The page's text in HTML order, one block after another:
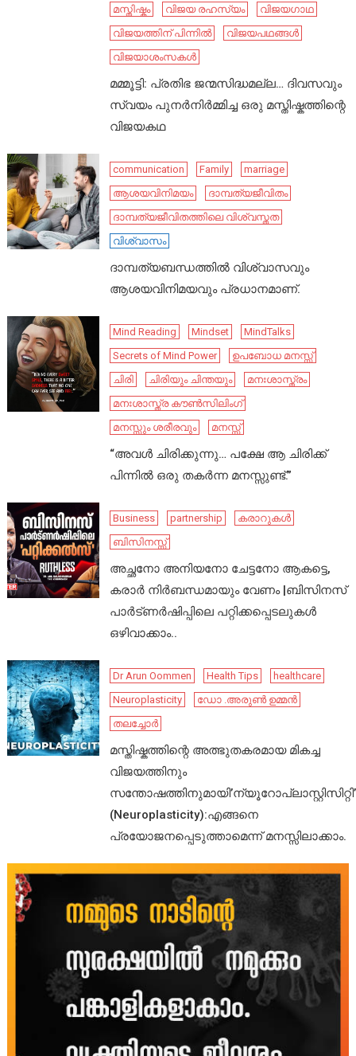
മസ്തിഷ്കം
വിജയ രഹസ്യം
വിജയഗാഥ
വിജയത്തിന് പിന്നിൽ
വിജയപഥങ്ങൾ
വിജയാശംസകൾ
മമ്മൂട്ടി: പ്രതിഭ ജന്മസിദ്ധമല്ല… ദിവസവും
സ്വയം പുനർനിർമ്മിച്ച ഒരു മസ്തിഷ്കത്തിന്റെ
വിജയകഥ
communication Family
marriage
ആശയവിനിമയം
ദാമ്പത്യജീവിതം
ദാമ്പത്യജീവിതത്തിലെ വിശ്വസ്തത
വിശ്വാസം
ദാമ്പത്യബന്ധത്തിൽ വിശ്വാസവും
ആശയവിനിമയവും പ്രധാനമാണ്.
Mind Reading Mindset
MindTalks
Secrets of Mind Power
ഉപബോധ മനസ്സ്
ചിരി
ചിരിയും ചിന്തയും
മനഃശാസ്ത്രം
മനഃശാസ്ത്ര കൗൺസിലിംഗ്
മനസ്സും ശരീരവും
മനസ്സ്
“അവൾ ചിരിക്കുന്നു… പക്ഷേ ആ ചിരിക്ക്
പിന്നിൽ ഒരു തകർന്ന മനസ്സുണ്ട്.”
Business partnership
കരാറുകൾ
ബിസിനസ്സ്
അച്ഛനോ അനിയനോ ചേട്ടനോ ആകട്ടെ,
കരാർ നിർബന്ധമായും വേണം |ബിസിനസ്
പാർട്ണർഷിപ്പിലെ പറ്റിക്കപ്പെടലുകൾ
ഒഴിവാക്കാം..
Dr Arun Oommen Health Tips
healthcare
Neuroplasticity
ഡോ .അരുൺ ഉമ്മൻ
തലച്ചോർ
മസ്തിഷ്കത്തിന്റെ അത്ഭുതകരമായ മികച്ച
വിജയത്തിനും
സന്തോഷത്തിനുമായി’ന്യൂറോപ്ലാസ്റ്റിസിറ്റി’
(Neuroplasticity):എങ്ങനെ
പ്രയോജനപ്പെടുത്താമെന്ന് മനസ്സിലാക്കാം.